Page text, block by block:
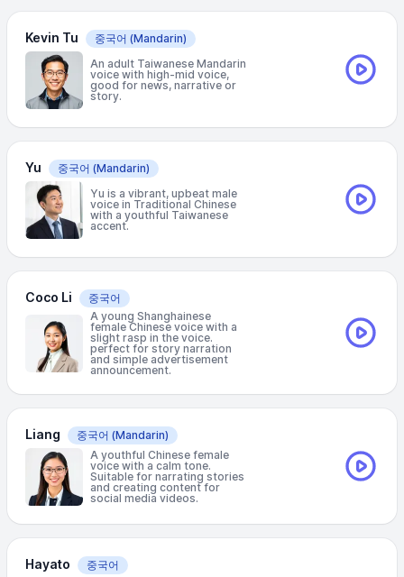
Kevin Tu 중국어 (Mandarin)
An adult Taiwanese Mandarin
voice with high-mid voice,
good for news, narrative or
story.
Yu 중국어 (Mandarin)
Yu is a vibrant, upbeat male
voice in Traditional Chinese
with a youthful Taiwanese
accent.
Coco Li
중국어
A young Shanghainese
female Chinese voice with a
slight rasp in the voice.
perfect for story narration
and simple advertisement
announcement.
Liang 중국어 (Mandarin)
A youthful Chinese female
voice with a calm tone.
Suitable for narrating stories
and creating content for
social media videos.
Hayato
중국어